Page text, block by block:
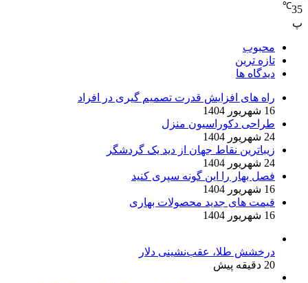
35
℃
پ
محبوب
تازه ترین
دیدگاه ها
راه های افزایش قدرت تصمیم گیری در افراد
16 شهریور 1404
طراحی دکوراسیون منزل
24 شهریور 1404
زیباترین نقاط جهان از دید یک گردشگر
24 شهریور 1404
فصل بهار را این گونه سپری کنید
16 شهریور 1404
قیمت های جدید محصولات بهاری
16 شهریور 1404
درخشش طلا، عقب‌نشینی دلار
20 دقیقه پیش